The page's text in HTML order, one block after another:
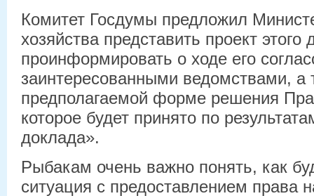
Комитет Госдумы предложил
хозяйства представить проект этого
проинформировать о ходе его
заинтересованными ведомствами, а
предполагаемой форме решения
которое будет принято по
доклада».
Рыбакам очень важно понять, как
ситуация с предоставлением права